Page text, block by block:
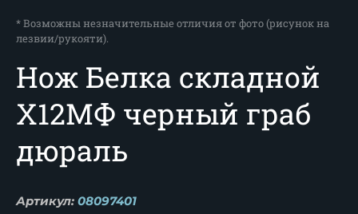
* Возможны незначительные отличия от фото (рисунок на
лезвии/рукояти).
Нож Белка складной
Х12МФ черный граб
дюраль
Артикул: 08097401